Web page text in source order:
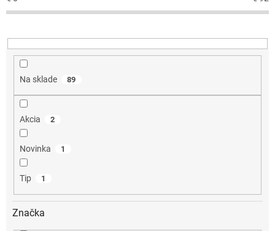
o
u
k
Na sklade 89
Akcia 2
Novinka 1
Tip 1
Značka